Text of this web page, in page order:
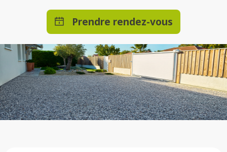
Prendre rendez-vous